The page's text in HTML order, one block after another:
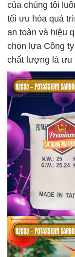
của chúng tôi
tối ưu hóa quá
an toàn và hiệu
chọn lựa Công
chất lượng là ưu